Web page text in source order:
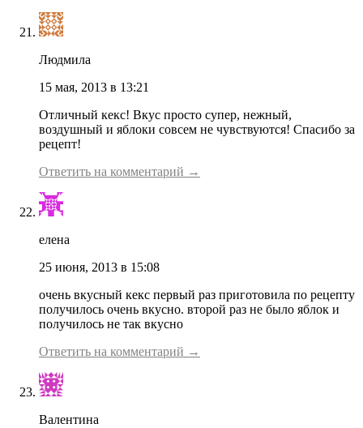
Людмила
15 мая, 2013 в 13:21
Отличный кекс! Вкус просто супер, нежный,
воздушный и яблоки совсем не чувствуются! Спасибо за
рецепт!
Ответить на комментарий →
елена
25 июня, 2013 в 15:08
очень вкусный кекс первый раз приготовила по рецепту
получилось очень вкусно. второй раз не было яблок и
получилось не так вкусно
Ответить на комментарий →
Валентина